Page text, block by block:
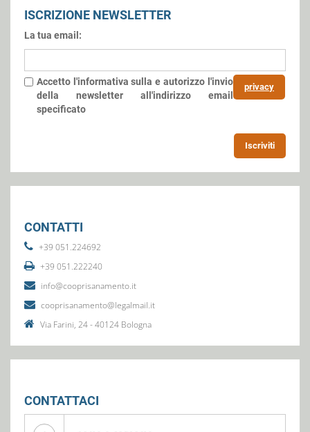
ISCRIZIONE NEWSLETTER
La tua email:
Accetto l'informativa sulla privacy
e autorizzo l'invio
della newsletter all'indirizzo email
specificato
Iscriviti
CONTATTI
+39 051.224692
+39 051.222240
info@cooprisanamento.it
cooprisanamento@legalmail.it
Via Farini, 24 - 40124 Bologna
CONTATTACI